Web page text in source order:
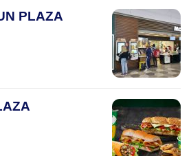
PLAZA